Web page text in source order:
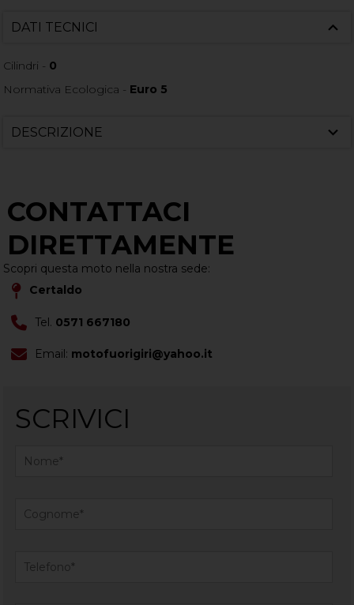
DATI TECNICI
Cilindri - 0
Normativa Ecologica - Euro 5
DESCRIZIONE
CONTATTACI
DIRETTAMENTE
Scopri questa moto nella nostra sede:
Certaldo
Tel. 0571 667180
Email: motofuorigiri@yahoo.it
SCRIVICI